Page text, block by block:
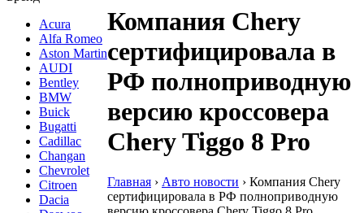
Acura
Alfa Romeo
Aston Martin
AUDI
Bentley
BMW
Buick
Bugatti
Cadillac
Changan
Chevrolet
Citroen
Dacia
Компания Chery
сертифицировала в
РФ полноприводную
версию кроссовера
Chery Tiggo 8 Pro
Главная › Авто новости › Компания Chery
сертифицировала в РФ полноприводную